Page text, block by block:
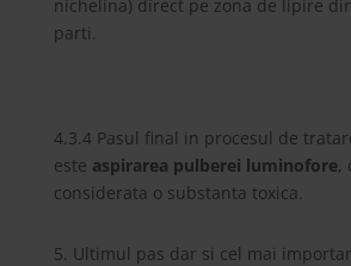
nichelina) direct pe zona de lipire
parti.
4.3.4 Pasul final in procesul de
este aspirarea pulberei luminofore,
considerata o substanta toxica.
5. Ultimul pas dar si cel mai